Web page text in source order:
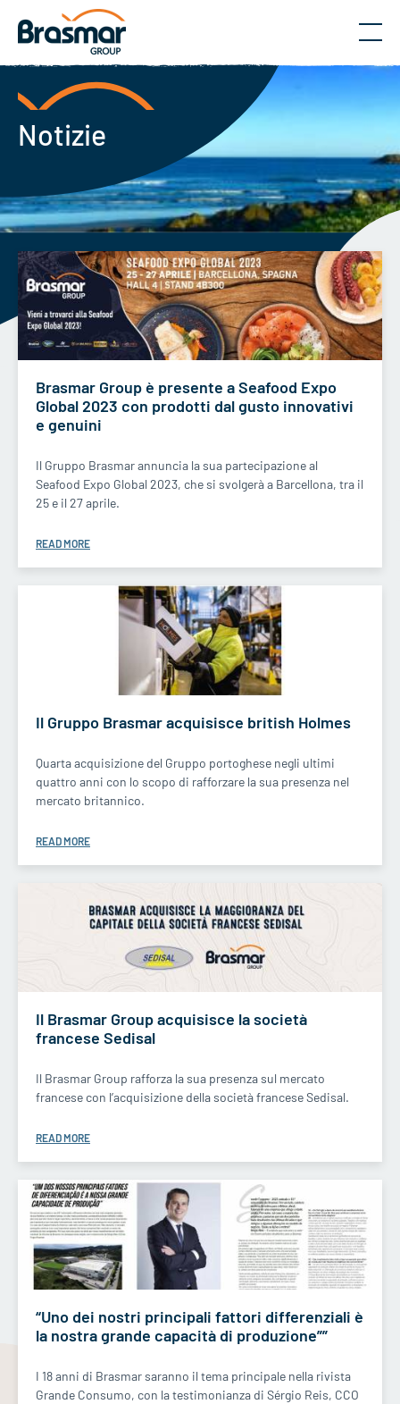
Notizie
Brasmar Group è presente a Seafood Expo
Global 2023 con prodotti dal gusto innovativi
e genuini
Il Gruppo Brasmar annuncia la sua partecipazione al
Seafood Expo Global 2023, che si svolgerà a Barcellona, tra il
25 e il 27 aprile.
READ MORE
Il Gruppo Brasmar acquisisce british Holmes
Quarta acquisizione del Gruppo portoghese negli ultimi
quattro anni con lo scopo di rafforzare la sua presenza nel
mercato britannico.
READ MORE
Il Brasmar Group acquisisce la società
francese Sedisal
Il Brasmar Group rafforza la sua presenza sul mercato
francese con l’acquisizione della società francese Sedisal.
READ MORE
“Uno dei nostri principali fattori differenziali è
la nostra grande capacità di produzione””
I 18 anni di Brasmar saranno il tema principale nella rivista
Grande Consumo, con la testimonianza di Sérgio Reis, CCO